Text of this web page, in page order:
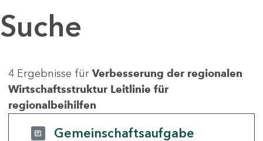
Suche
4 Ergebnisse für Verbesserung der regionalen
Wirtschaftsstruktur Leitlinie für
regionalbeihilfen
Gemeinschaftsaufgabe